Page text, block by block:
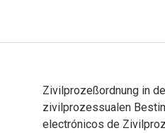
Zivilprozeßordnung in
zivilprozessualen
electrónicos de